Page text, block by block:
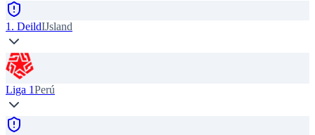
1. DeildIJsland
Liga 1Perú